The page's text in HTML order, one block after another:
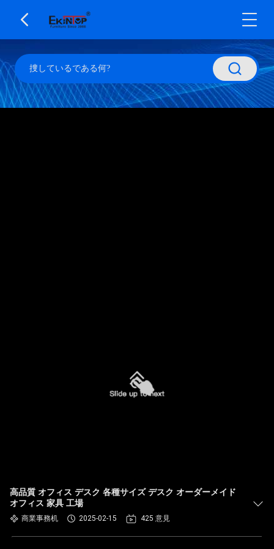
高品質 オフィス デスク 各種サイズ デスク オーダーメイド
オフィス 家具 工場
商業事務机 2025-02-15 425 意見